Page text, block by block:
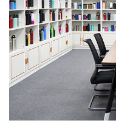
de fonctionnalité et
classique à ses
élément est conçu
quotidiens et inspirer
profonde des joies
pour entrer dans une
une gorgée à la fois.